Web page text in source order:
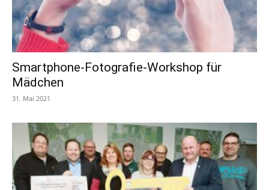
Smartphone-Fotografie-Workshop für
Mädchen
31. Mai 2021